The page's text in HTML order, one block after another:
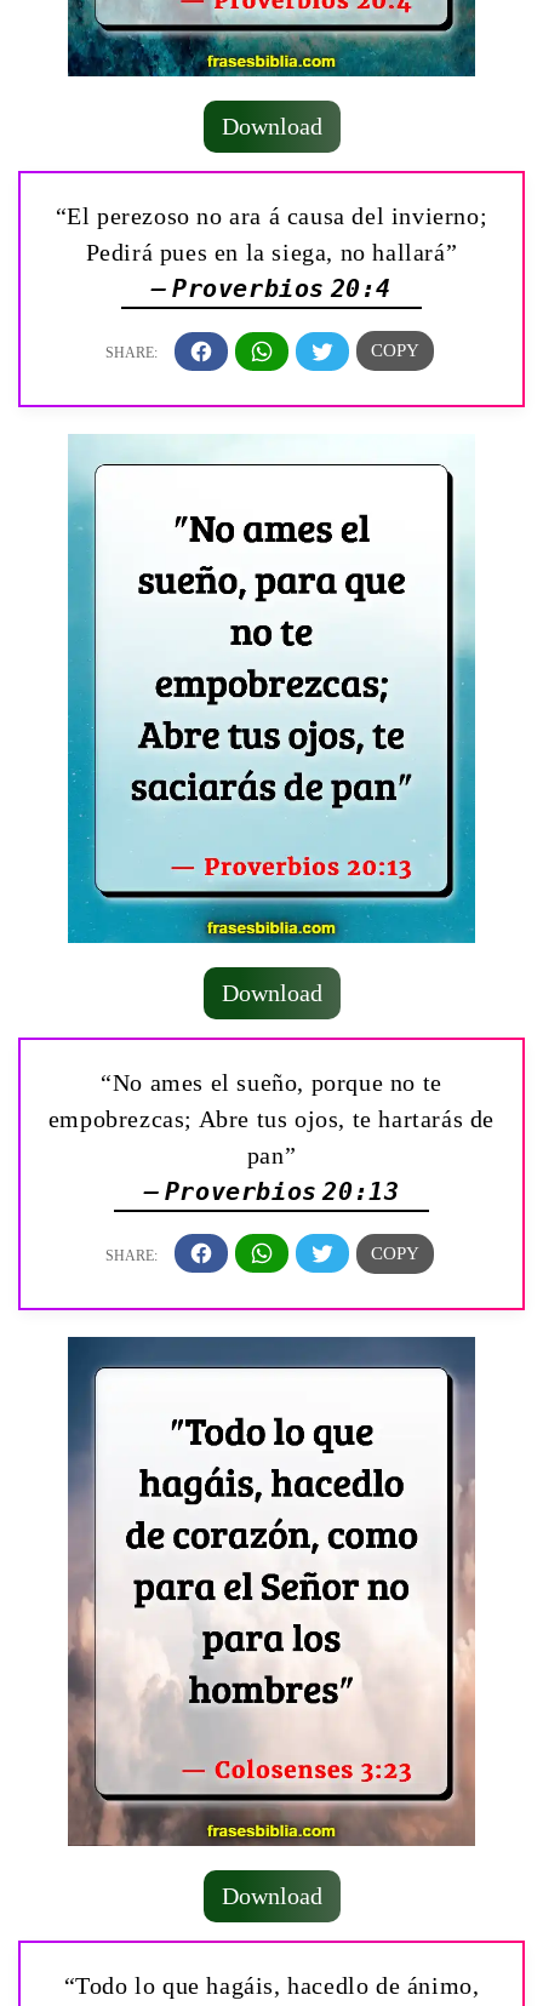
Download
“El perezoso no ara á causa del invierno;
Pedirá pues en la siega, no hallará”
— Proverbios 20:4
Download
“No ames el sueño, porque no te
empobrezcas; Abre tus ojos, te hartarás de
pan”
— Proverbios 20:13
Download
“Todo lo que hagáis, hacedlo de ánimo,